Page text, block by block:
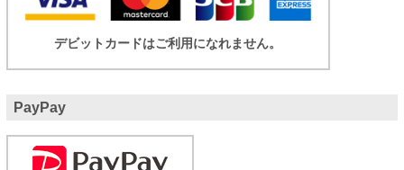
デビットカードはご利用になれません。
PayPay